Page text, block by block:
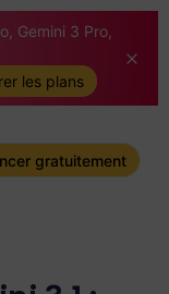
Gemini 3 Pro,
les plans
gratuitement